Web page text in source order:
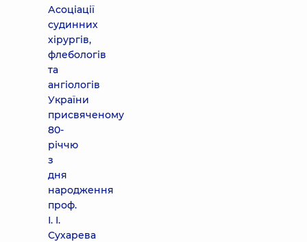
Асоціації
судинних
хірургів,
флебологів
та
ангіологів
України
присвяченому
80-
річчю
з
дня
народження
проф.
І. І.
Сухарева